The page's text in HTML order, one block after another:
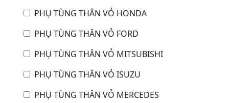
PHỤ TÙNG THÂN VỎ HONDA
PHỤ TÙNG THÂN VỎ FORD
PHỤ TÙNG THÂN VỎ MITSUBISHI
PHỤ TÙNG THÂN VỎ ISUZU
PHỤ TÙNG THÂN VỎ MERCEDES